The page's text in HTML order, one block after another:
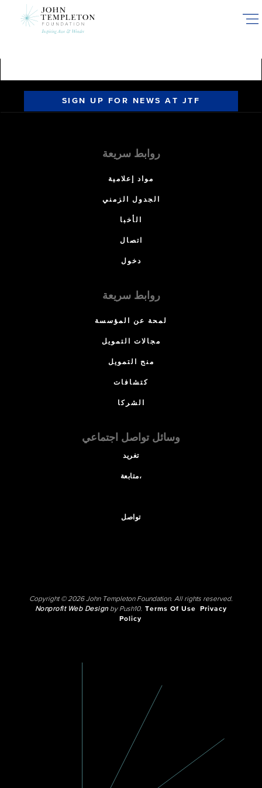
SIGN UP FOR NEWS AT JTF
روابط سريعة
مواد إعلامية
الجدول الزمني
الأخبا
اتصال
دخول
روابط سريعة
لمحة عن المؤسسة
مجالات التمويل
منح التمويل
كتشافات
الشركا
وسائل تواصل اجتماعي
تغريد
متابعة،
تواصل
Copyright © 2026 John Templeton Foundation. All rights reserved.
Nonprofit Web Designby Push10. Terms Of Use
Privacy
Policy